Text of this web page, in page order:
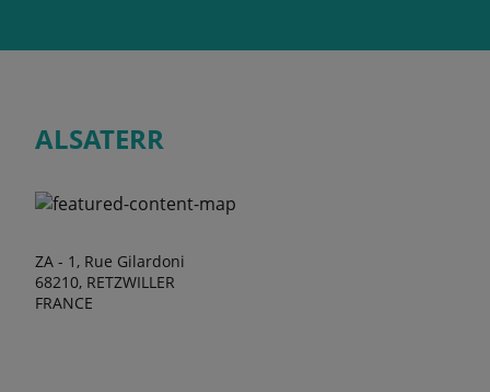
ALSATERR
ZA - 1, Rue Gilardoni
68210, RETZWILLER
FRANCE